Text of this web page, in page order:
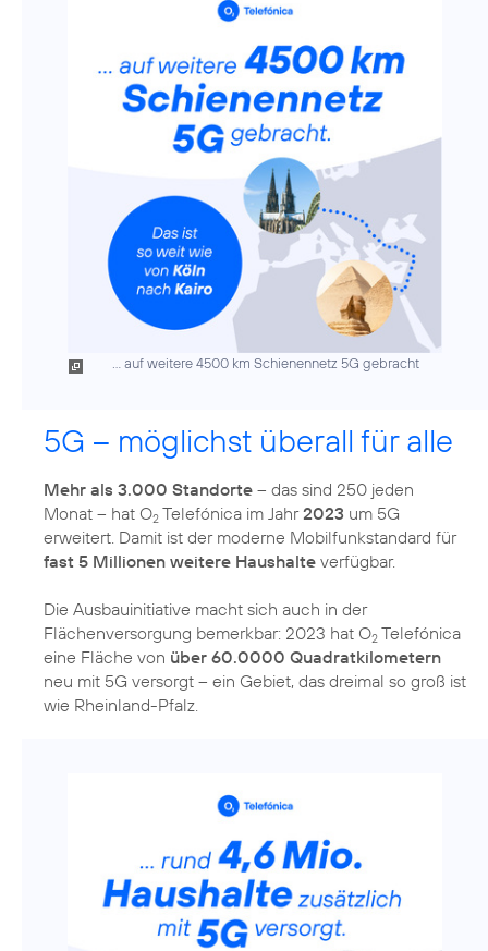
... auf weitere 4500 km Schienennetz 5G gebracht
5G – möglichst überall für alle
Mehr als 3.000 Standorte – das sind 250 jeden
Monat – hat O2 Telefónica im Jahr2023 um 5G
erweitert. Damit ist der moderne Mobilfunkstandard für
fast 5 Millionen weitere Haushalte verfügbar.
Die Ausbauinitiative macht sich auch in der
Flächenversorgung bemerkbar: 2023 hat O2 Telefónica
eine Fläche von über 60.0000 Quadratkilometern
neu mit 5G versorgt – ein Gebiet, das dreimal so groß ist
wie Rheinland-Pfalz.